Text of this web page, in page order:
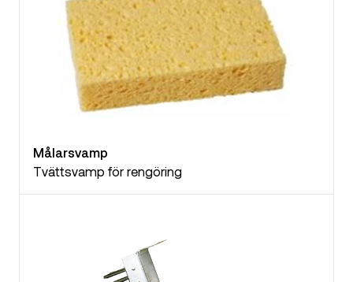
Målarsvamp
Tvättsvamp för rengöring